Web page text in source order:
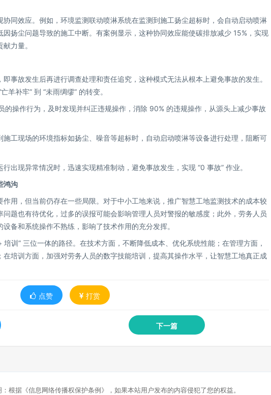
同效应。例如，环境监测联动喷淋系统在监测到施工扬尘超标时，会自动启动喷淋
扬尘问题导致的施工中断。有案例显示，这种协同效应能使碳排放减少 15%，实现
力量。
事故发生后再进行调查处理和责任追究，这种模式无法从根本上避免事故的发生。
羊补牢” 到 “未雨绸缪” 的转变。
的操作行为，及时发现并纠正违规操作，消除 90% 的违规操作，从源头上减少事故
工现场的环境指标如扬尘、噪音等超标时，自动启动喷淋等设备进行处理，阻断可
出现异常情况时，迅速实现精准制动，避免事故发生，实现 “0 事故” 作业。
鸿沟
用，但当前仍存在一些局限。对于中小工地来说，推广智慧工地监测技术的成本较
题也有待优化，过多的误报可能会影响管理人员对警报的敏感度；此外，劳务人员
备和系统操作不熟练，影响了技术作用的充分发挥。
训” 三位一体的路径。在技术方面，不断降低成本、优化系统性能；在管理方面，
培训方面，加强对劳务人员的数字技能培训，提高其操作水平，让智慧工地真正成
点赞 打赏
下一篇
根据《信息网络传播权保护条例》，如果本站用户发布的内容侵犯了您的权益。